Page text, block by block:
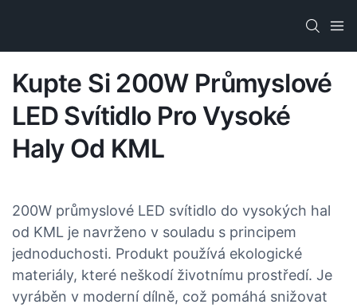
Kupte Si 200W Průmyslové
LED Svítidlo Pro Vysoké
Haly Od KML
200W průmyslové LED svítidlo do vysokých hal
od KML je navrženo v souladu s principem
jednoduchosti. Produkt používá ekologické
materiály, které neškodí životnímu prostředí. Je
vyráběn v moderní dílně, což pomáhá snižovat